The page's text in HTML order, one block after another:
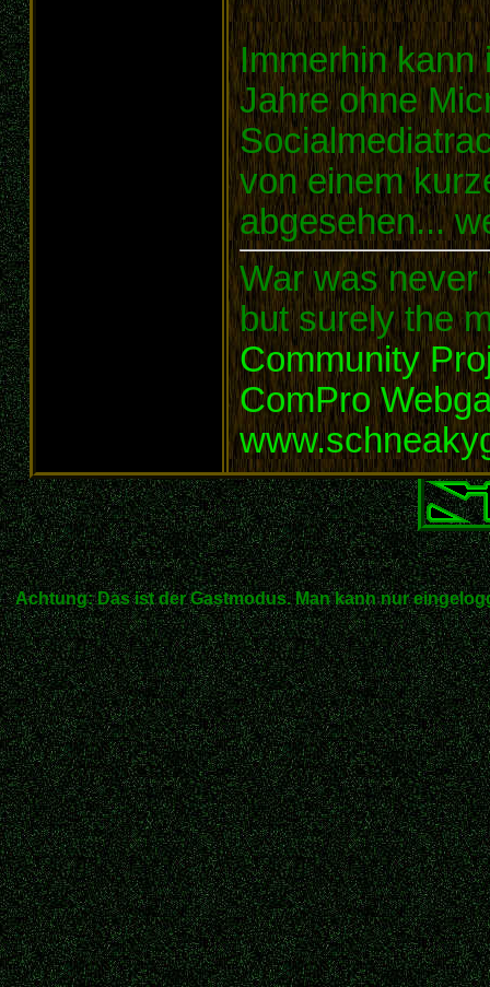
Immerhin kann
Jahre ohne
von einem
abgesehen...
War was never
but surely the
Community
ComPro
Achtung: Das ist der Gastmodus. Man kann nur